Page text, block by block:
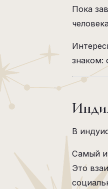
Пока
знаком:
В
Самый
Это